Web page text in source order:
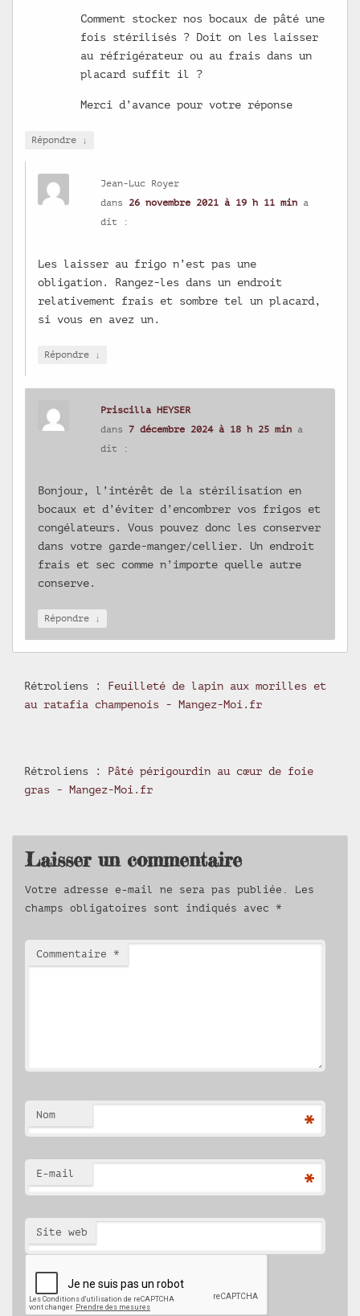
Comment stocker nos bocaux de pâté une
fois stérilisés ? Doit on les laisser
au réfrigérateur ou au frais dans un
placard suffit il ?
Merci d’avance pour votre réponse
Répondre ↓
Jean-Luc Royer
dans 26 novembre 2021 à 19 h 11 min a
dit :
Les laisser au frigo n’est pas une
obligation. Rangez-les dans un endroit
relativement frais et sombre tel un placard,
si vous en avez un.
Répondre ↓
Priscilla HEYSER
dans7 décembre 2024 à 18 h 25 min a
dit :
Bonjour, l’intérêt de la stérilisation en
bocaux et d’éviter d’encombrer vos frigos et
congélateurs. Vous pouvez donc les conserver
dans votre garde-manger/cellier. Un endroit
frais et sec comme n’importe quelle autre
conserve.
Répondre ↓
Rétroliens : Feuilleté de lapin aux morilles et
au ratafia champenois - Mangez-Moi.fr
Rétroliens : Pâté périgourdin au cœur de foie
gras - Mangez-Moi.fr
Laisser un commentaire
Votre adresse e-mail ne sera pas publiée.
Les
champs obligatoires sont indiqués avec *
Commentaire *
Nom *
E-mail *
Site web